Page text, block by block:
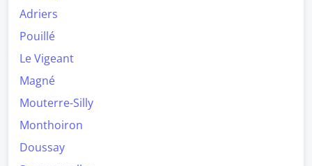
Adriers
Pouillé
Le Vigeant
Magné
Mouterre-Silly
Monthoiron
Doussay